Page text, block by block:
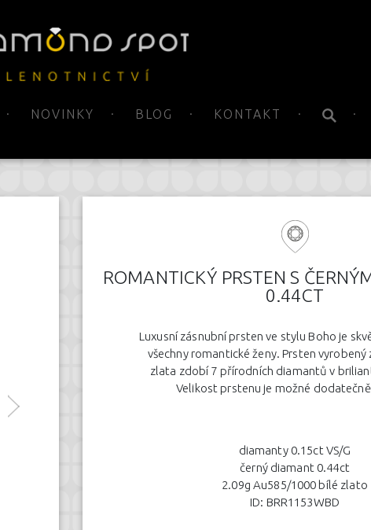
NOVINKY BLOG KONTAKT
ROMANTICKÝ PRSTEN S
0.44CT
Luxusní zásnubní prsten ve stylu Boho je
všechny romantické ženy. Prsten vyrobený
zlata zdobí 7 přírodních diamantů v
Velikost prstenu je možné
diamanty 0.15ct VS/G
černý diamant 0.44ct
2.09g Au585/1000 bílé zlato
ID: BRR1153WBD